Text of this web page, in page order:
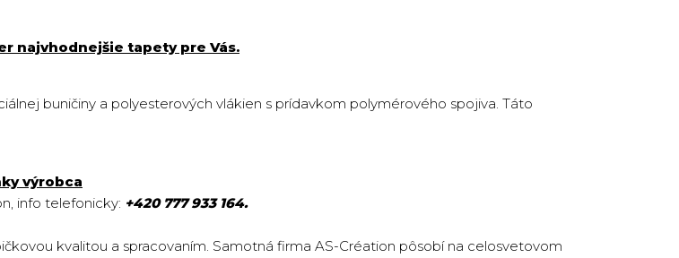
najvhodnejšie tapety pre Vás.
buničiny a polyesterových vlákien s prídavkom polymérového spojiva. Táto
výrobca
info telefonicky: +420 777 933 164.
kvalitou a spracovaním. Samotná firma AS-Création pôsobí na celosvetovom